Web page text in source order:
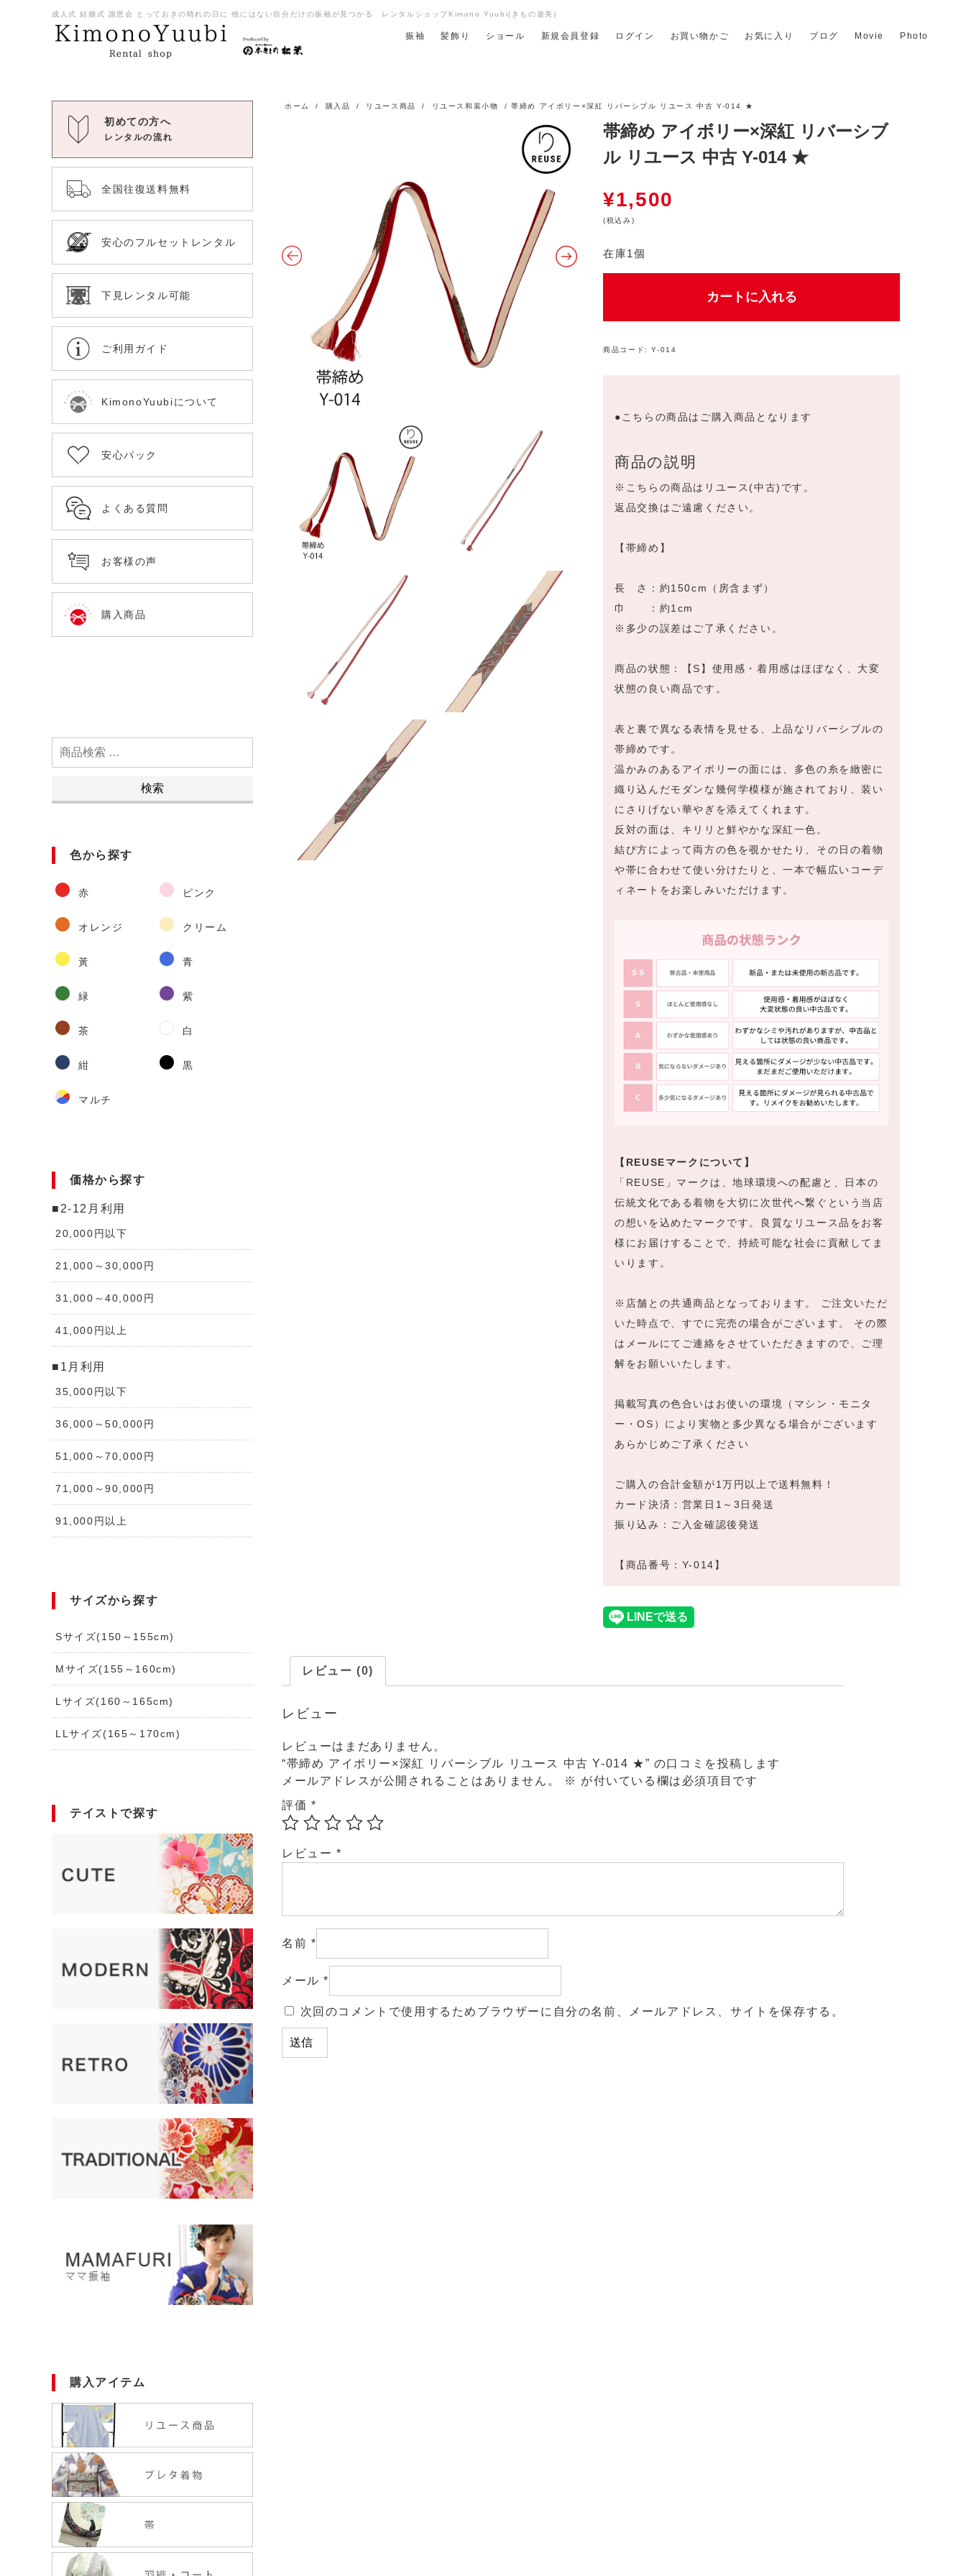
成人式 結婚式 謝恩会 とっておきの晴れの日に 他にはない自分だけの振袖が見つかる レンタルショップKimono Yuubi(きもの遊美)
振袖 髪飾り ショール 新規会員登録 ログイン お買い物かご お気に入り ブログ Movie Photo
検
検索
色から探す
赤 ピンク
オレンジ クリーム
黃 青
緑 紫
茶 白
紺 黒
マルチ
価格から探す
■2-12月利用
20,000円以下
21,000～30,000円
31,000～40,000円
41,000円以上
■1月利用
35,000円以下
36,000～50,000円
51,000～70,000円
71,000～90,000円
91,000円以上
サイズから探す
Sサイズ(150～155cm)
Mサイズ(155～160cm)
Lサイズ(160～165cm)
LLサイズ(165～170cm)
テイストで探す
購入アイテム
初めての方へ
レンタルの流れ
全国往復送料無料
安心のフルセットレンタル
下見レンタル可能
ご利用ガイド
KimonoYuubiについて
安心パック
よくある質問
お客様の声
購入商品
ホーム / 購入品 / リユース商品 / リユース和装小物 / 帯締め アイボリー×深紅 リバーシブル リユース 中古 Y-014 ★
帯締め アイボリー×深紅 リバーシブ
ル リユース 中古 Y-014 ★
¥1,500
(税込み)
在庫1個
カートに入れる
商品コード:Y-014
●こちらの商品はご購入商品となります
商品の説明
※こちらの商品はリユース(中古)です。
返品交換はご遠慮ください。
【帯締め】
長 さ：約150cm（房含まず）
巾 ：約1cm
※多少の誤差はご了承ください。
商品の状態：【S】使用感・着用感はほぼなく、大変
状態の良い商品です。
表と裏で異なる表情を見せる、上品なリバーシブルの
帯締めです。
温かみのあるアイボリーの面には、多色の糸を緻密に
織り込んだモダンな幾何学模様が施されており、装い
にさりげない華やぎを添えてくれます。
反対の面は、キリリと鮮やかな深紅一色。
結び方によって両方の色を覗かせたり、その日の着物
や帯に合わせて使い分けたりと、一本で幅広いコーデ
ィネートをお楽しみいただけます。
【REUSEマークについて】
「REUSE」マークは、地球環境への配慮と、日本の
伝統文化である着物を大切に次世代へ繋ぐという当店
の想いを込めたマークです。良質なリユース品をお客
様にお届けすることで、持続可能な社会に貢献してま
いります。
※店舗との共通商品となっております。 ご注文いただ
いた時点で、すでに完売の場合がございます。 その際
はメールにてご連絡をさせていただきますので、ご理
解をお願いいたします。
掲載写真の色合いはお使いの環境（マシン・モニタ
ー・OS）により実物と多少異なる場合がございます
あらかじめご了承ください
ご購入の合計金額が1万円以上で送料無料！
カード決済：営業日1～3日発送
振り込み：ご入金確認後発送
【商品番号：Y-014】
レビュー (0)
レビュー
レビューはまだありません。
“帯締め アイボリー×深紅 リバーシブル リユース 中古 Y-014 ★” の口コミを投稿します
メールアドレスが公開されることはありません。
※ が付いている欄は必須項目です
評価 *
レビュー *
名前 *
メール*
次回のコメントで使用するためブラウザーに自分の名前、メールアドレス、サイトを保存する。